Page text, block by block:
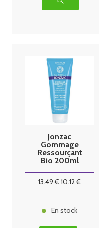
Jonzac
Gommage
Ressourçant
Bio 200ml
13.49€10.12€
En stock